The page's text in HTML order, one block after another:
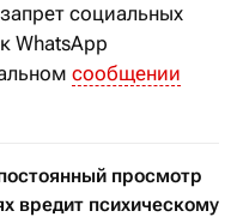
социальных
WhatsApp
сообщении
просмотр
вредит психическому